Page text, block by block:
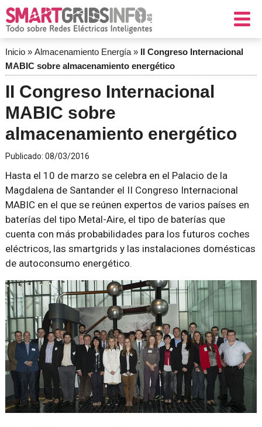
Inicio» Almacenamiento Energía» II Congreso Internacional
MABIC sobre almacenamiento energético
II Congreso Internacional
MABIC sobre
almacenamiento energético
Publicado: 08/03/2016
Hasta el 10 de marzo se celebra en el Palacio de la
Magdalena de Santander el II Congreso Internacional
MABIC en el que se reúnen expertos de varios países en
baterías del tipo Metal-Aire, el tipo de baterías que
cuenta con más probabilidades para los futuros coches
eléctricos, las smartgrids y las instalaciones domésticas
de autoconsumo energético.